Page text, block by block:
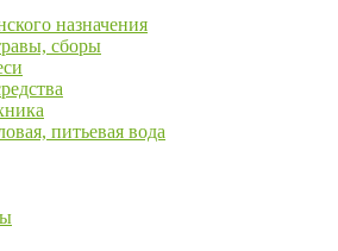
назначения
сборы
питьевая вода